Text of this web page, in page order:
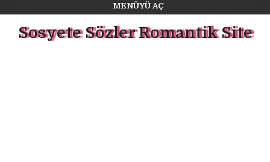
MENÜYÜ AÇ
Sosyete Sözler Romantik Site